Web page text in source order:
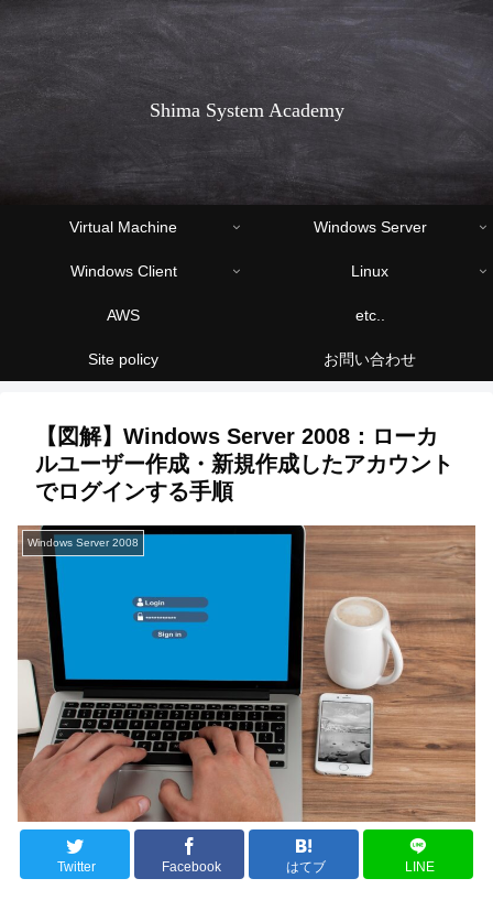
Shima System Academy
Virtual Machine Windows Server
Windows Client Linux
AWS etc..
Site policy お問い合わせ
【図解】Windows Server 2008：ローカ
ルユーザー作成・新規作成したアカウント
でログインする手順
Windows Server 2008
Twitter Facebook はてブ LINE